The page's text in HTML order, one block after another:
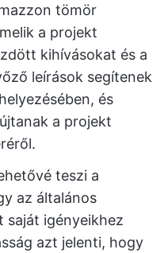
tömör
a projekt
kihívásokat és a
leírások segítenek
és
a projekt
teszi a
az általános
saját igényeikhez
azt jelenti, hogy